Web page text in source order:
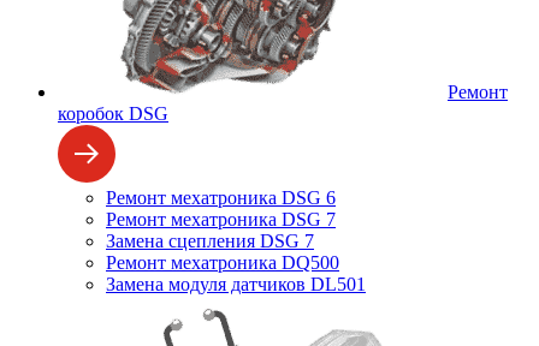
Ремонт
коробок DSG
Ремонт мехатроника DSG 6
Ремонт мехатроника DSG 7
Замена сцепления DSG 7
Ремонт мехатроника DQ500
Замена модуля датчиков DL501